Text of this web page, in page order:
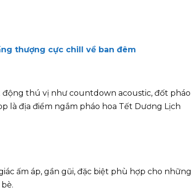
thượng cực chill về ban đêm
động thú vị như countdown acoustic, đốt pháo
là địa điểm ngắm pháo hoa Tết Dương Lịch
ấm áp, gần gũi, đặc biệt phù hợp cho những